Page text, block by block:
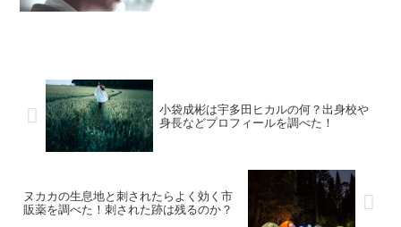
小袋成彬は宇多田ヒカルの何？出身校や
身長などプロフィールを調べた！
ヌカカの生息地と刺されたらよく効く市
販薬を調べた！刺された跡は残るのか？